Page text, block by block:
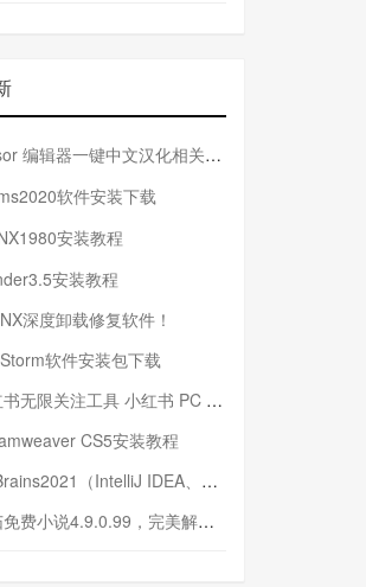
编辑器一键中文汉化相关文件
软件安装下载
安装教程
安装教程
深度卸载修复软件！
软件安装包下载
限关注工具 小红书 PC 端批量关注引流工具
CS5安装教程
（IntelliJ IDEA、Pycharm、PhpStorm、Rider……）安装教程
费小说4.9.0.99，完美解锁VIP特权！